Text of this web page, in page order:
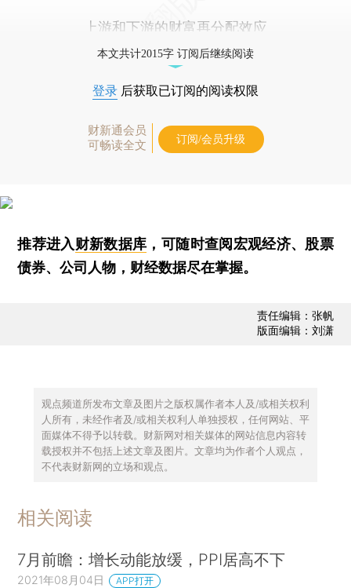
上游和下游的财富再分配效应
本文共计2015字 订阅后继续阅读
登录 后获取已订阅的阅读权限
财新通会员
可畅读全文
订阅/会员升级
推荐进入财新数据库 ，可随时查阅宏观经济、股票
债券、公司人物，财经数据尽在掌握。
责任编辑：张帆
版面编辑：刘潇
观点频道所发布文章及图片之版权属作者本人及/或相关权利
人所有，未经作者及/或相关权利人单独授权，任何网站、平
面媒体不得予以转载。财新网对相关媒体的网站信息内容转
载授权并不包括上述文章及图片。文章均为作者个人观点，
不代表财新网的立场和观点。
相关阅读
7月前瞻：增长动能放缓，PPI居高不下
2021年08月04日 APP打开